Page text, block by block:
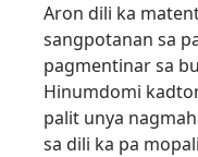
Aron dili ka
sangpotanan sa
pagmentinar sa
Hinumdomi
palit unya
sa dili ka pa